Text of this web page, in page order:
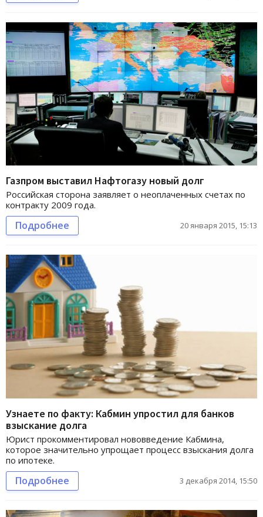
Газпром выставил Нафтогазу новый долг
Российская сторона заявляет о неоплаченных счетах по
контракту 2009 года.
Подробнее 20 января 2015, 15:13
Узнаете по факту: Кабмин упростил для банков
взыскание долга
Юрист прокомментировал нововведение Кабмина,
которое значительно упрощает процесс взыскания долга
по ипотеке.
Подробнее 3 декабря 2014, 15:50